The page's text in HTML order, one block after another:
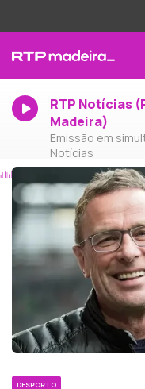
RTP Notícias
Madeira)
Emissão em
Notícias
DESPORTO